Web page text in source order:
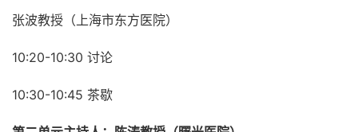
张波教授（上海市东方医院）
10:20-10:30 讨论
10:30-10:45 茶歇